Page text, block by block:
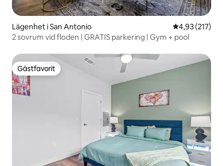
Lägenhet i San Antonio 4,93 av 5 i
4,93 (217)
2 sovrum vid floden | GRATIS parkering | Gym + pool
Gästfavorit
Gästfavorit